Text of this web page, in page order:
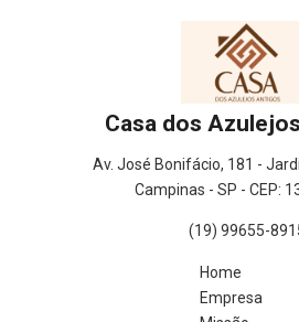
Casa dos
Av. José Bonifácio, 181 -
Campinas - SP - CEP:
(19) 99655-
Home
Empresa